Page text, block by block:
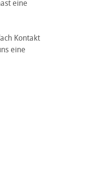
eine
Kontakt
eine